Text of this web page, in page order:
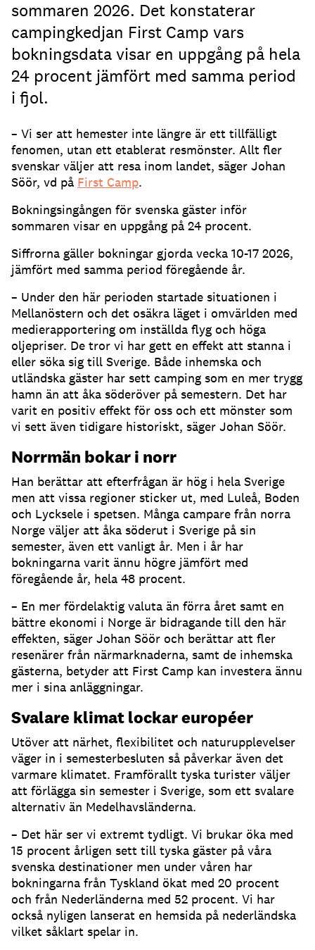
sommaren 2026. Det konstaterar
campingkedjan First Camp vars
bokningsdata visar en uppgång på hela
24 procent jämfört med samma period
i fjol.
– Vi ser att hemester inte längre är ett tillfälligt
fenomen, utan ett etablerat resmönster. Allt fler
svenskar väljer att resa inom landet, säger Johan
Söör, vd på First Camp.
Bokningsingången för svenska gäster inför
sommaren visar en uppgång på 24 procent.
Siffrorna gäller bokningar gjorda vecka 10-17 2026,
jämfört med samma period föregående år.
– Under den här perioden startade situationen i
Mellanöstern och det osäkra läget i omvärlden med
medierapportering om inställda flyg och höga
oljepriser. De tror vi har gett en effekt att stanna i
eller söka sig till Sverige. Både inhemska och
utländska gäster har sett camping som en mer trygg
hamn än att åka söderöver på semestern. Det har
varit en positiv effekt för oss och ett mönster som
vi sett även tidigare historiskt, säger Johan Söör.
Norrmän bokar i norr
Han berättar att efterfrågan är hög i hela Sverige
men att vissa regioner sticker ut, med Luleå, Boden
och Lycksele i spetsen. Många campare från norra
Norge väljer att åka söderut i Sverige på sin
semester, även ett vanligt år. Men i år har
bokningarna varit ännu högre jämfört med
föregående år, hela 48 procent.
– En mer fördelaktig valuta än förra året samt en
bättre ekonomi i Norge är bidragande till den här
effekten, säger Johan Söör och berättar att fler
resenärer från närmarknaderna, samt de inhemska
gästerna, betyder att First Camp kan investera ännu
mer i sina anläggningar.
Svalare klimat lockar européer
Utöver att närhet, flexibilitet och naturupplevelser
väger in i semesterbesluten så påverkar även det
varmare klimatet. Framförallt tyska turister väljer
att förlägga sin semester i Sverige, som ett svalare
alternativ än Medelhavsländerna.
– Det här ser vi extremt tydligt. Vi brukar öka med
15 procent årligen sett till tyska gäster på våra
svenska destinationer men under våren har
bokningarna från Tyskland ökat med 20 procent
och från Nederländerna med 52 procent. Vi har
också nyligen lanserat en hemsida på nederländska
vilket såklart spelar in.